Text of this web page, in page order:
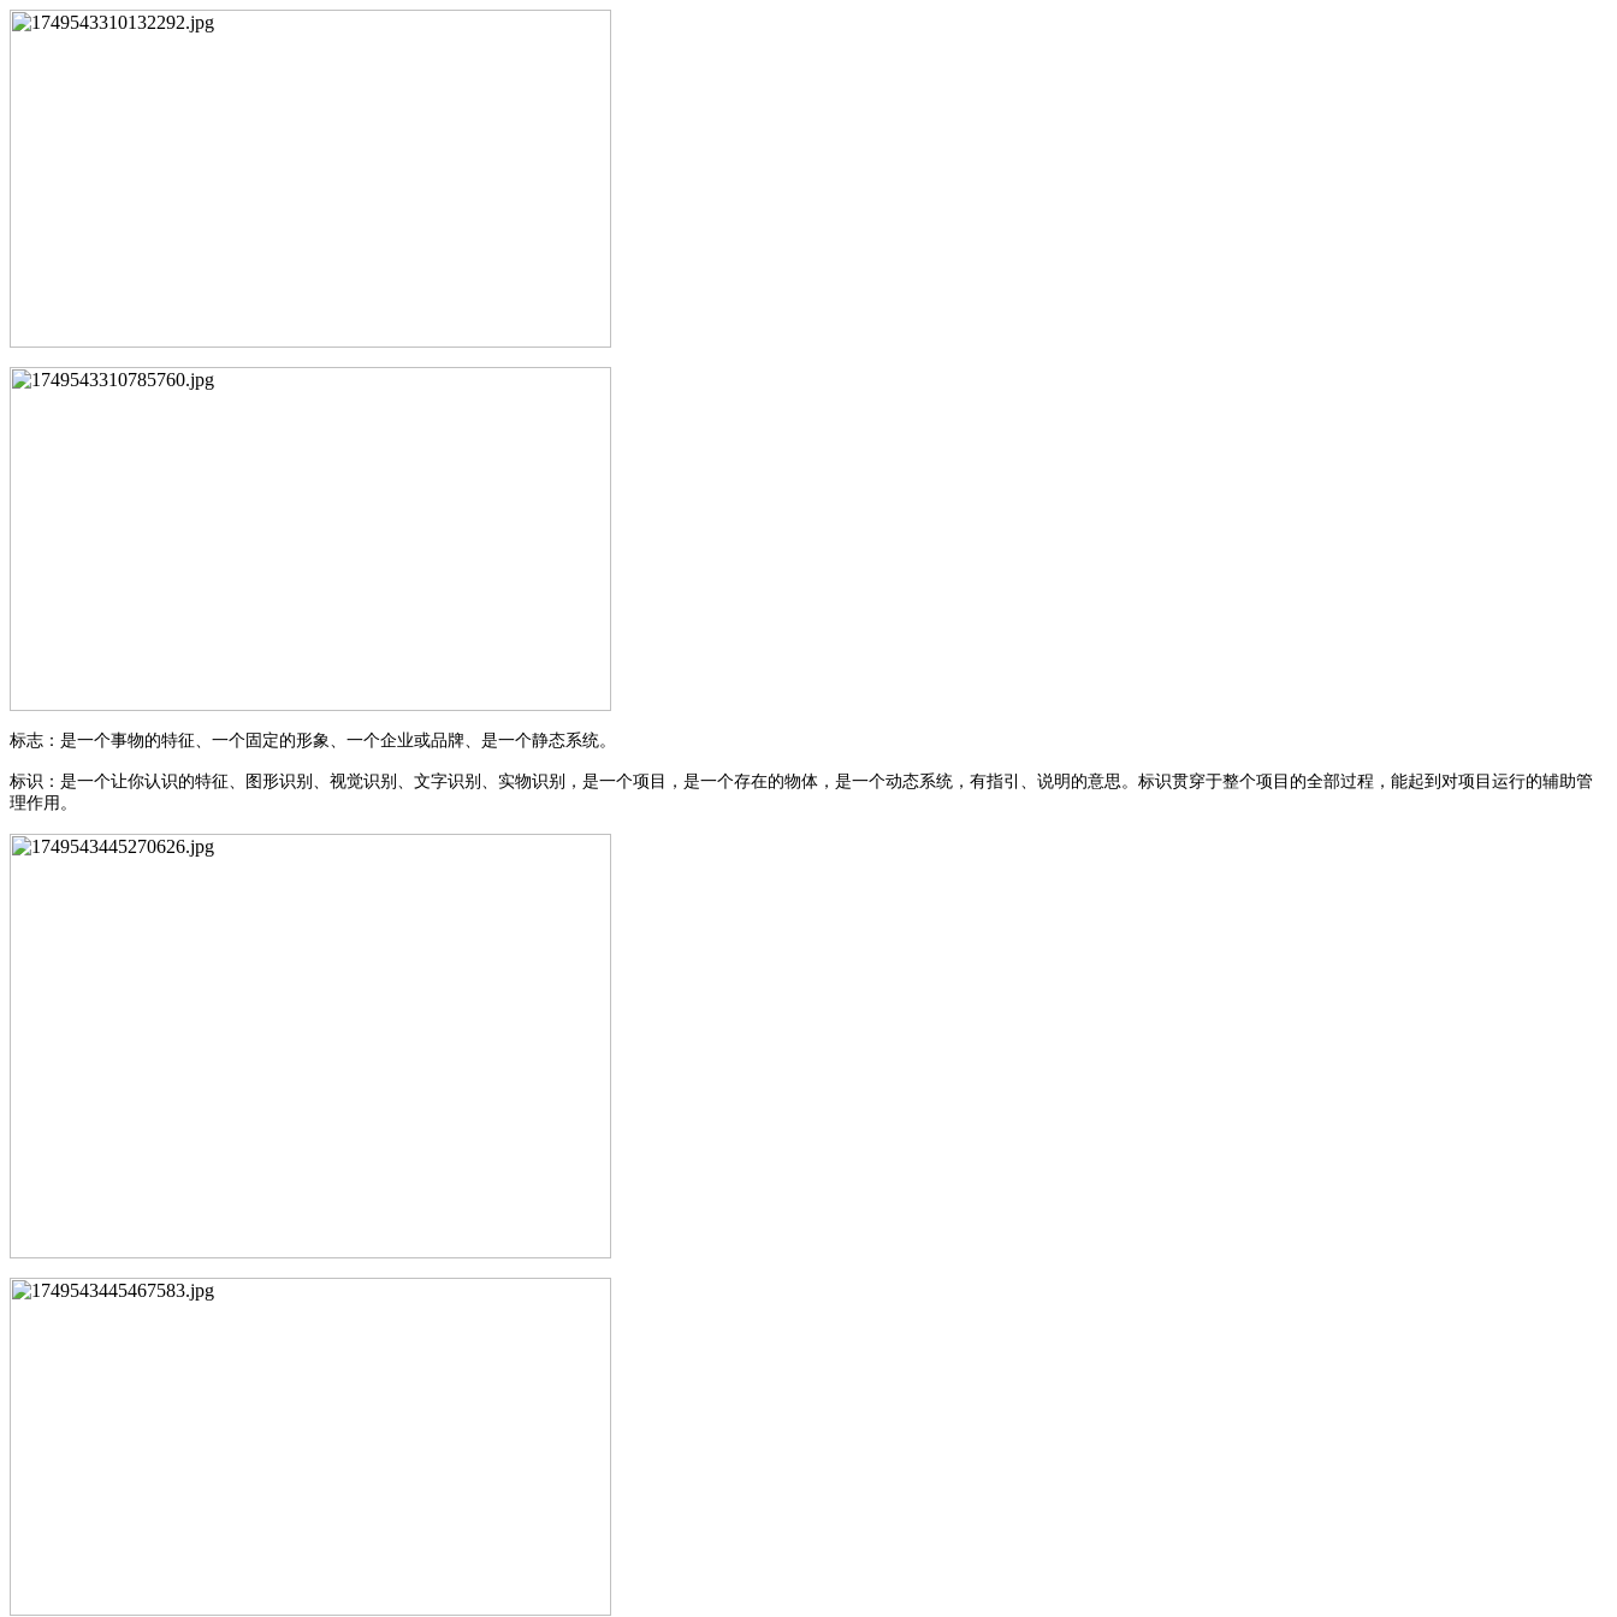
标志：是一个事物的特征、一个固定的形象、一个企业或品牌、是一个静态系统。
标识：是一个让你认识的特征、图形识别、视觉识别、文字识别、实物识别，是一个项目，是一个存在的物体，是一个动态系统，有指引、说明的意思。标识贯穿于整个项目的全部过程，能起到对项目运行的辅助管
理作用。